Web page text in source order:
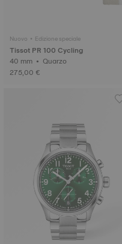
Nuovo • Edizione speciale
Tissot PR 100 Cycling
40 mm • Quarzo
275,00 €